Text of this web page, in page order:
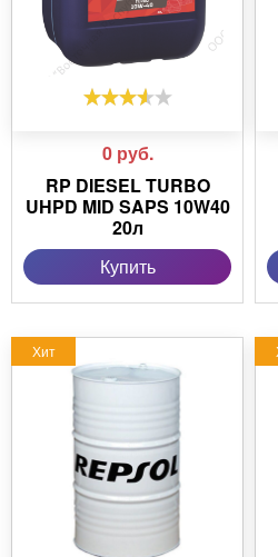
0 руб.
RP DIESEL TURBO
UHPD MID SAPS 10W40
20л
Купить
Хит